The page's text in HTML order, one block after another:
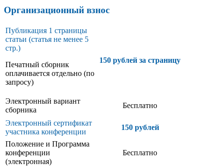
Организационный взнос
Публикация 1 страницы
статьи (статья не менее 5
стр.)
Печатный сборник
оплачивается отдельно (по
запросу)
150 рублей за страницу
Электронный вариант
сборника
Бесплатно
Электронный сертификат
участника конференции
150 рублей
Положение и Программа
конференции
(электронная)
Бесплатно